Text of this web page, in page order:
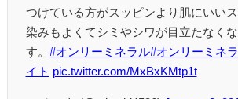
つけている方がスッピンより肌にいい
染みもよくてシミやシワが目立たなく
す。 #オンリーミネラル#オンリーミネ
イト pic.twitter.com/MxBxKMtp1t